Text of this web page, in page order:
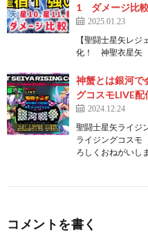
1 ダメージ比
2025.01.23
【聖闘士星矢レ
化！ 神聖衣星
神蟹とは銀河で
グコスモLIVE
2024.12.24
聖闘士星矢ライジ
ライジングコス
ろしくおねがいし
コメントを書く